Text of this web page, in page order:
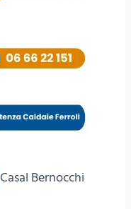
Casal Bernocchi